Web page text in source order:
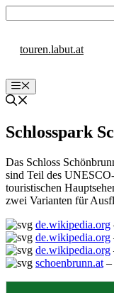
Inhalt
touren.labut.at
Menü
Schlosspark
Das Schloss
sind Teil des
touristischen
zwei Varianten für
de.wikipedia.org
de.wikipedia.org
de.wikipedia.org
schoenbrunn.at –